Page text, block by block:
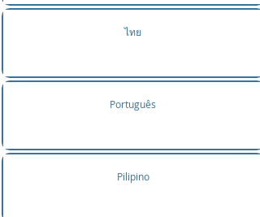
ไทย
Português
Pilipino